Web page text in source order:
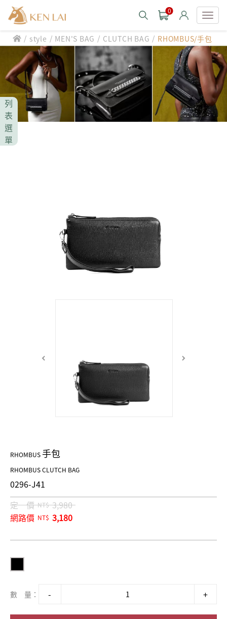
0
款式分類 style
男士包款 MEN'S BAG
男士夾款 MEN'S WALLET
男士皮帶 MEN'S BELT
CHIARUGI
男士包款 MEN'S BAG
男士夾款 MEN'S WALLET
男士皮帶 MEN'S BELT
關於 CHIARUGI
CUMAR
中性商品 UNISEX BAG/SLG
Roberta di Camerino
女士包款 LADIES' BAG
女士夾款 LADIES' WALLET
中性商品 UNISEX BAG/SLG
關於 Roberta di Camerino
男士皮帶 MEN'S BELT
女士包款 LADIES' BAG
女士夾款 LADIES' WALLET
珍藏 THE BRIDGE (TB SPECIAL)
男士包款 MEN'S BAG
男士夾款 MEN'S WALLET
男士皮帶 MEN'S BELT
/ style / MEN'S BAG / CLUTCH BAG / RHOMBUS/手包
列
表
選
單
RHOMBUS 手包
RHOMBUS CLUTCH BAG
0296-J41
定 價 NT$ 3,980
網路價 NT$ 3,180
數 量：